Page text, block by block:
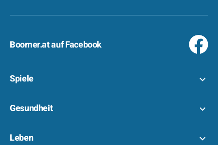
Boomer.at auf Facebook
Spiele
Gesundheit
Leben